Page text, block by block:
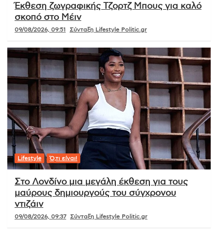
Έκθεση ζωγραφικής Τζορτζ Μπους για καλό
σκοπό στο Μέιν
09/08/2026, 09:51 Σύνταξη Lifestyle Politic.gr
Lifestyle Ό,τι είναι!
Στο Λονδίνο μια μεγάλη έκθεση για τους
μαύρους δημιουργούς του σύγχρονου
ντιζάιν
09/08/2026, 09:37 Σύνταξη Lifestyle Politic.gr